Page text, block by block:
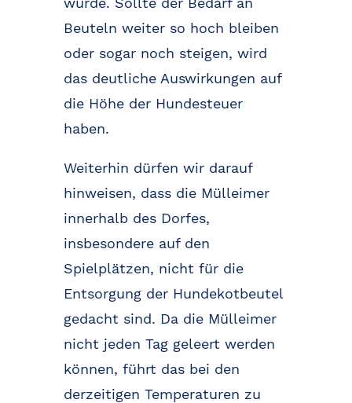
Beuteln weiter so hoch bleiben
oder sogar noch steigen, wird
das deutliche Auswirkungen auf
die Höhe der Hundesteuer
haben.
Weiterhin dürfen wir darauf
hinweisen, dass die Mülleimer
innerhalb des Dorfes,
insbesondere auf den
Spielplätzen, nicht für die
Entsorgung der Hundekotbeutel
gedacht sind. Da die Mülleimer
nicht jeden Tag geleert werden
können, führt das bei den
derzeitigen Temperaturen zu